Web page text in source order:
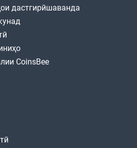
дастгирӣшаванда
CoinsBee